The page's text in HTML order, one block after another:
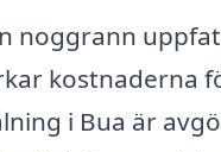
noggrann
kostnaderna
i Bua är